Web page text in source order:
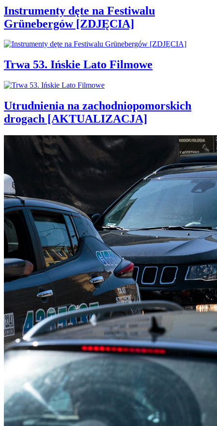
Instrumenty dęte na Festiwalu
Grünebergów [ZDJĘCIA]
Trwa 53. Ińskie Lato Filmowe
Utrudnienia na zachodniopomorskich
drogach [AKTUALIZACJA]